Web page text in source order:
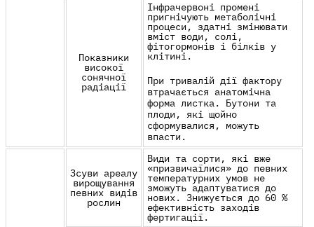
Показники
високої
сонячної
радіації
Інфрачервоні промені
пригнічують метаболічні
процеси, здатні змінювати
вміст води, солі,
фітогормонів і білків у
клітині.
При тривалій дії фактору
втрачається анатомічна
форма листка. Бутони та
плоди, які щойно
сформувалися, можуть
впасти.
Зсуви ареалу
вирощування
певних видів
рослин
Види та сорти, які вже
«призвичаїлися» до певних
температурних умов не
зможуть адаптуватися до
нових. Знижується до 60 %
ефективність заходів
фертигації.